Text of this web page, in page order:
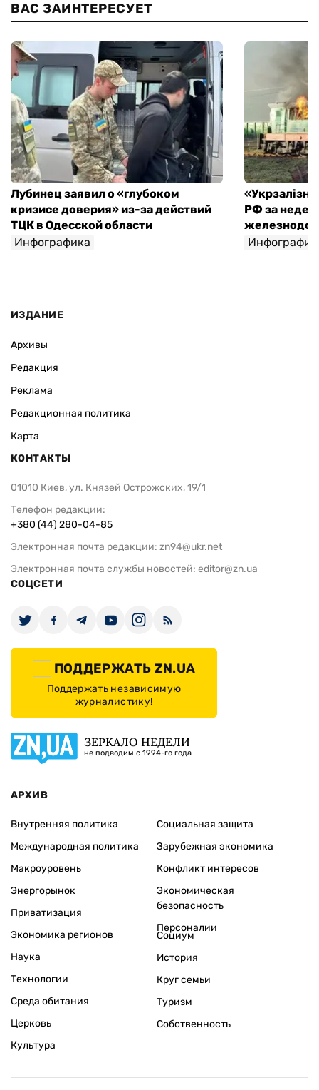
ВАС ЗАИНТЕРЕСУЕТ
Лубинец заявил о «глубоком
кризисе доверия» из-за действий
ТЦК в Одесской области
Инфографика
РФ за
ИЗДАНИЕ
Архивы
Редакция
Реклама
Редакционная политика
Карта
КОНТАКТЫ
01010 Киев, ул. Князей Острожских, 19/1
Телефон редакции:
+380 (44) 280-04-85
Электронная почта редакции: zn94@ukr.net
Электронная почта службы новостей: editor@zn.ua
СОЦСЕТИ
ПОДДЕРЖАТЬ ZN.UA
Поддержать независимую
журналистику!
ЗЕРКАЛО НЕДЕЛИ
не подводим с 1994-го года
АРХИВ
Внутренняя политика
Международная политика
Макроуровень
Энергорынок
Приватизация
Экономика регионов
Социальная защита
Зарубежная экономика
Конфликт интересов
Экономическая
безопасность
Персоналии
Наука
Технологии
Среда обитания
Церковь
Культура
Социум
История
Круг семьи
Туризм
Собственность